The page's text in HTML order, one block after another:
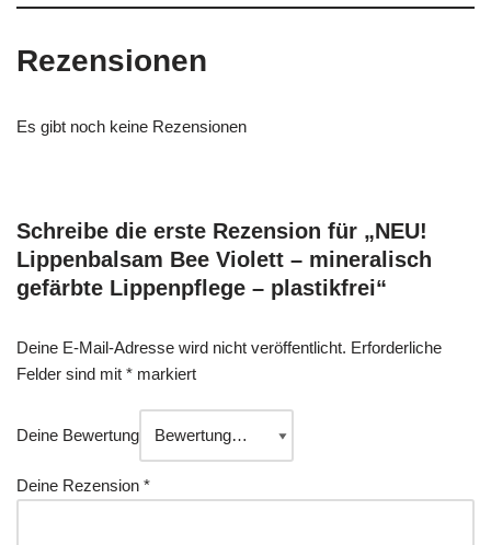
Rezensionen
Es gibt noch keine Rezensionen
Schreibe die erste Rezension für „NEU!
Lippenbalsam Bee Violett – mineralisch
gefärbte Lippenpflege – plastikfrei“
Deine E-Mail-Adresse wird nicht veröffentlicht. Erforderliche
Felder sind mit * markiert
Deine Bewertung
Deine Rezension *